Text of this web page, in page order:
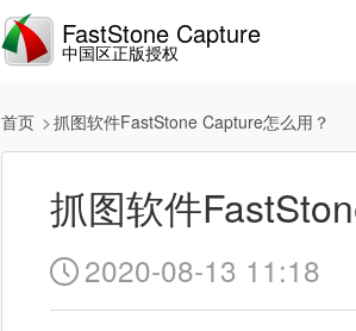
FastStone Capture
中国区正版授权
首页 抓图软件FastStone Capture怎么用？
抓图软件
 2020-08-13 11:18